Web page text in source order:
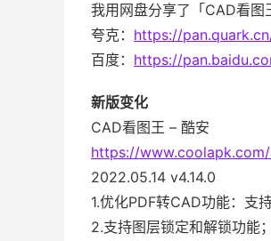
我用网盘分享了「CAD看图
夸克： https://
百度： https://
新版变化
CAD看图王 – 酷安
https://
2022.05.14 v4.14.0
1.优化PDF转CAD功能：支
2.支持图层锁定和解锁功能；